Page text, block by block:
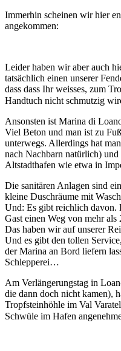
Immerhin scheinen wir hier
angekommen:
Leider haben wir aber auch
tatsächlich einen unserer
dass dass Ihr weisses, zum
Handtuch nicht schmutzig
Ansonsten ist Marina di
Viel Beton und man ist zu
unterwegs. Allerdings hat
nach Nachbarn natürlich)
Altstadthafen wie etwa in
Die sanitären Anlagen sind
kleine Duschräume mit
Und: Es gibt reichlich davon.
Gast einen Weg von mehr
Das haben wir auf unserer
Und es gibt den tollen
der Marina an Bord liefern
Schlepperei…
Am Verlängerungstag in
die dann doch nicht kamen),
Tropfsteinhöhle im Val
Schwüle im Hafen